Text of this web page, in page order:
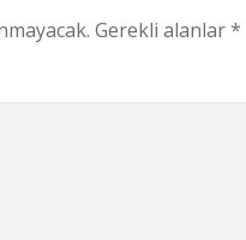
Gerekli alanlar*